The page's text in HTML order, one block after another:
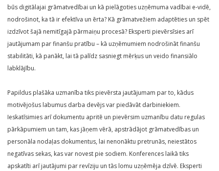
būs digitālajai grāmatvedībai un kā pielāgoties uzņēmuma vadībai e-vidē,
nodrošinot, ka tā ir efektīva un ērta? Kā grāmatvežiem adaptēties un spēt
izdzīvot šajā nemitīgajā pārmaiņu procesā? Eksperti pievērsīsies arī
jautājumam par finanšu pratību – kā uzņēmumiem nodrošināt finanšu
stabilitāti, kā panākt, lai tā palīdz sasniegt mērķus un veido finansiālo
labklājību.
Papildus plašāka uzmanība tiks pievērsta jautājumam par to, kādus
motivējošus labumus darba devējs var piedāvāt darbiniekiem.
Ieskatīsimies arī dokumentu apritē un pievērsim uzmanību datu regulas
pārkāpumiem un tam, kas jāņem vērā, apstrādājot grāmatvedības un
personāla nodaļas dokumentus, lai nenonāktu pretrunās, neiestātos
negatīvas sekas, kas var novest pie sodiem. Konferences laikā tiks
apskatīti arī jautājumi par revīziju un tās lomu uzņēmēja dzīvē. Eksperti